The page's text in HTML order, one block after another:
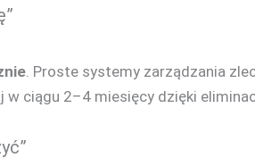
. Proste systemy zarządzania
ciągu 2–4 miesięcy dzięki